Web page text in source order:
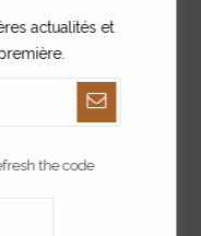
actualités et